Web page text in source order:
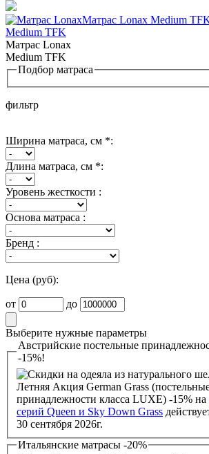
Матрас Lonax
Medium TFK
Матрас Lonax Medium
Подбор матраса
фильтр
Ширина матраса, см *:
Длина матраса, см *:
Уровень жесткости :
Основа матраса :
Бренд :
Цена (руб):
от до
Выберите нужные параметры
Австрийские постельные
-15%!
Летняя Акция German Grass
принадлежности класса LUXE) -15% на
серий Queen и Sky Down Grass
30 сентября 2026г.
Итальянские матрасы -20%